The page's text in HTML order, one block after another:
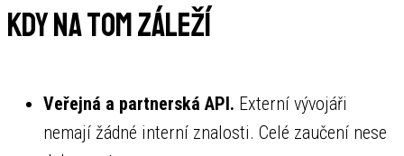
Kdy na tom záleží
Veřejná a partnerská API. Externí vývojáři
nemají žádné interní znalosti. Celé zaučení nese